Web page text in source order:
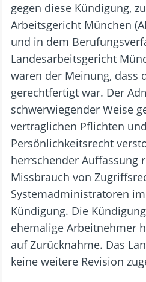
gegen diese Kündigung,
Arbeitsgericht München
und in dem
Landesarbeitsgericht
waren der Meinung, dass
gerechtfertigt war. Der
schwerwiegender Weise
vertraglichen Pflichten
Persönlichkeitsrecht
herrschender Auffassung
Missbrauch von
Systemadministratoren
Kündigung. Die
ehemalige Arbeitnehmer
auf Zurücknahme. Das
keine weitere Revision